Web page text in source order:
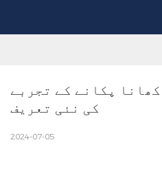
پکانے کے تجربے
کی نئی تعریف
2024-07-05